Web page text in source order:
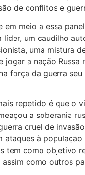
de conflitos e
em meio a essa
líder, um caudilho
uma mistura
jogar a nação Russa
força da guerra seu
repetido é que o
a soberania
cruel de
ataques à população
tem como objetivo
assim como outros